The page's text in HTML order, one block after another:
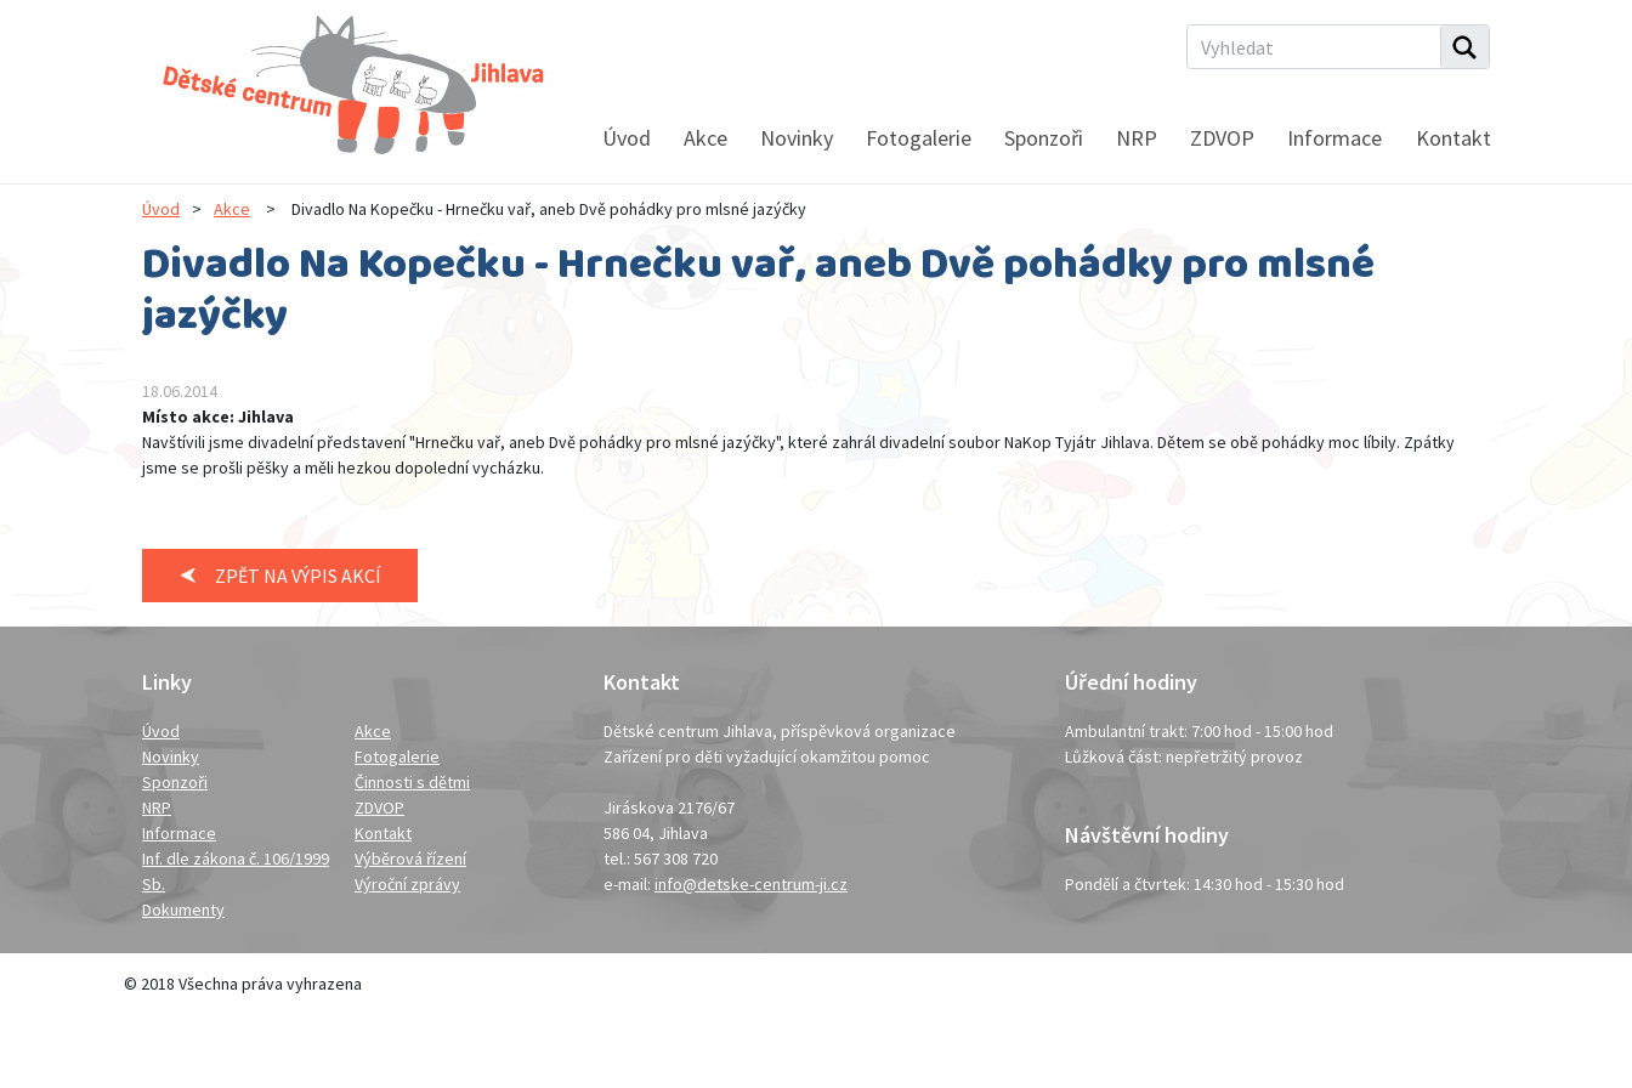
Úvod Akce Novinky Fotogalerie Sponzoři NRP ZDVOP Informace Kontakt
Úvod > Akce > Divadlo Na Kopečku - Hrnečku vař, aneb Dvě pohádky pro mlsné jazýčky
Divadlo Na Kopečku - Hrnečku vař, aneb Dvě pohádky pro mlsné
jazýčky
18.06.2014
Místo akce: Jihlava
Navštívili jsme divadelní představení "Hrnečku vař, aneb Dvě pohádky pro mlsné jazýčky", které zahrál divadelní soubor NaKop Tyjátr Jihlava. Dětem se obě pohádky moc líbily. Zpátky
jsme se prošli pěšky a měli hezkou dopolední vycházku.
ZPĚT NA VÝPIS AKCÍ
Linky
Úvod
Akce
Novinky
Fotogalerie
Sponzoři
Činnosti s dětmi
NRP
ZDVOP
Informace
Kontakt
Inf. dle zákona č. 106/1999
Sb.
Výběrová řízení
Výroční zprávy
Dokumenty
Kontakt
Dětské centrum Jihlava, příspěvková organizace
Zařízení pro děti vyžadující okamžitou pomoc
Jiráskova 2176/67
586 04, Jihlava
tel.: 567 308 720
e-mail: info@detske-centrum-ji.cz
Úřední hodiny
Ambulantnítrakt: 7:00 hod - 15:00 hod
Lůžková část: nepřetržitý provoz
Návštěvní hodiny
Pondělí a čtvrtek: 14:30 hod - 15:30 hod
© 2018 Všechna práva vyhrazena